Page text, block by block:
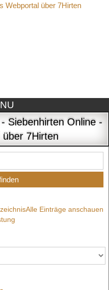
Siebenhirten Online -
über 7Hirten
Alle Einträge anschauen